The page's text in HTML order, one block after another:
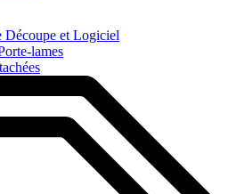
Découpe et Logiciel
lames